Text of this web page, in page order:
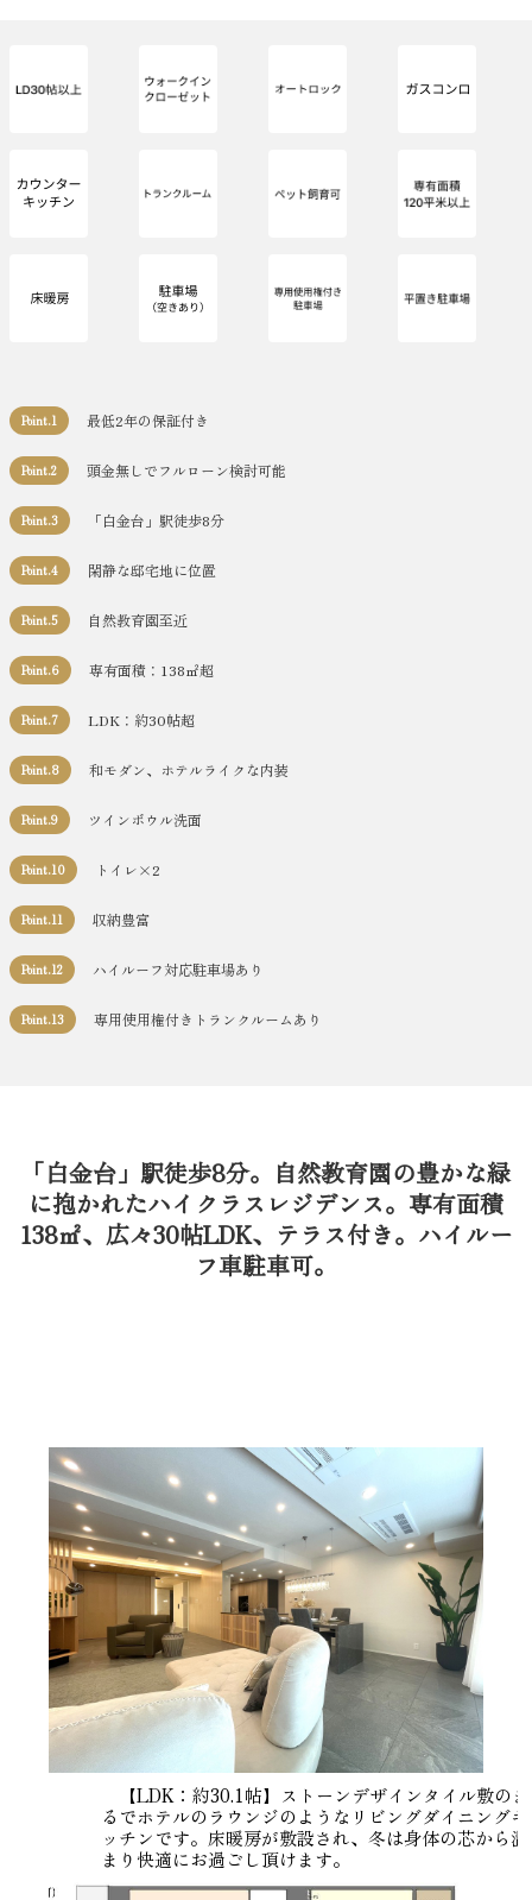
Point.1 最低2年の保証付き
Point.2 頭金無しでフルローン検討可能
Point.3 「白金台」駅徒歩8分
Point.4 閑静な邸宅地に位置
Point.5 自然教育園至近
Point.6 専有面積：138㎡超
Point.7 LDK：約30帖超
Point.8 和モダン、ホテルライクな内装
Point.9 ツインボウル洗面
Point.10 トイレ×2
Point.11 収納豊富
Point.12 ハイルーフ対応駐車場あり
Point.13 専用使用権付きトランクルームあり
「白金台」駅徒歩8分。自然教育園の豊かな緑
に抱かれたハイクラスレジデンス。専有面積
138㎡、広々30帖LDK、テラス付き。ハイルー
フ車駐車可。
【LDK：約30.1帖】ストーンデザインタイル敷のま
るでホテルのラウンジのようなリビングダイニングキ
ッチンです。床暖房が敷設され、冬は身体の芯から温
まり快適にお過ごし頂けます。